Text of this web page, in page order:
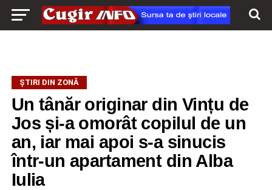
ŞTIRI DIN ZONĂ
Un tânăr originar din Vințu de
Jos și-a omorât copilul de un
an, iar mai apoi s-a sinucis
într-un apartament din Alba
Iulia